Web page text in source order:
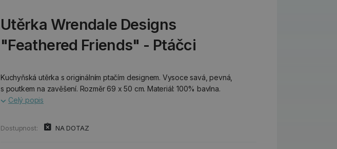
Utěrka Wrendale Designs
"Feathered Friends" - Ptáčci
Kuchyňská utěrka s originálním ptačím designem. Vysoce savá, pevná,
s poutkem na zavěšení. Rozměr 69 x 50 cm. Materiál: 100% bavlna.
Celý popis
Dostupnost: NA DOTAZ